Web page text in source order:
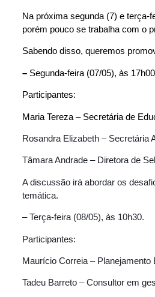
Na próxima segunda (7) e terça-
porém pouco se trabalha com o
Sabendo disso, queremos
– Segunda-feira (07/05), às
Participantes:
Maria Tereza – Secretária de
Rosandra Elizabeth – Secretária
Tâmara Andrade – Diretora de
A discussão irá abordar os
temática.
– Terça-feira (08/05), às 10h30.
Participantes:
Maurício Correia –
Tadeu Barreto – Consultor em